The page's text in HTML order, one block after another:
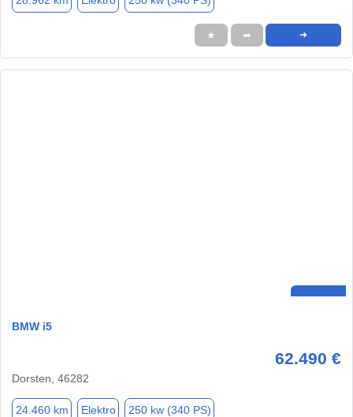
★ ➦ ➜
BMW i5
62.490 €
Dorsten, 46282
24.460 km Elektro 250 kw (340 PS)